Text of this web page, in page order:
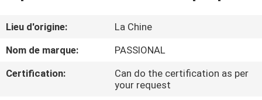
AU
SUJET
DE
NOUS
Lieu d'origine:
La Chine
Nom de marque:
PASSIONAL
Certification:
Can do the certification as per
your request